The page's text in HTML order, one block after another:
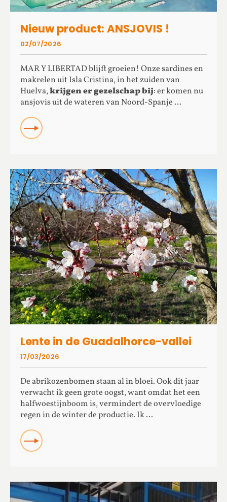
Nieuw product: ANSJOVIS !
MAR Y LIBERTAD blijft groeien! Onze sardines en
makrelen uit Isla Cristina, in het zuiden van
Huelva,krijgen er gezelschap bij: er komen nu
ansjovis uit de wateren van Noord-Spanje ...
READ
02/07/2026
Lente in de Guadalhorce-vallei
De abrikozenbomen staan al in bloei. Ook dit jaar
verwacht ik geen grote oogst, want omdat het een
halfwoestijnboom is, vermindert de overvloedige
regen in de winter de productie. Ik ...
READ
17/03/2026